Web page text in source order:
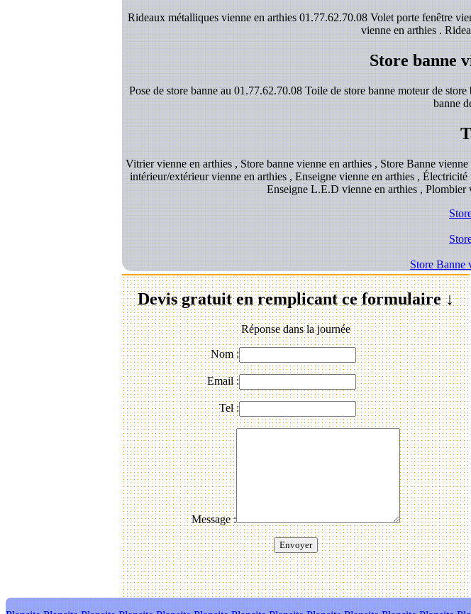
Rideaux métalliques vienne en arthies 01.77.62.70.08 Volet porte fenêtre
vienne en arthies .
Store banne
Pose de store banne au 01.77.62.70.08 Toile de store banne moteur de
banne
Vitrier vienne en arthies , Store banne vienne en arthies , Store Banne
intérieur/extérieur vienne en arthies , Enseigne vienne en arthies ,
Enseigne L.E.D vienne en arthies , Plombier
Store Banne
Devis gratuit en remplicant ce formulaire ↓
Réponse dans la journée
Nom :
Email :
Tel :
Message :